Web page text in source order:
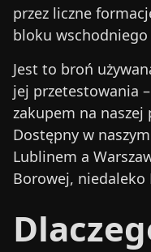
przez liczne
bloku
Jest to broń
jej przetestowania
zakupem na
Dostępny w
Lublinem a
Borowej, niedaleko